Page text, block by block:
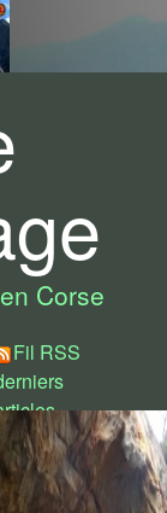
Corse
Fil RSS